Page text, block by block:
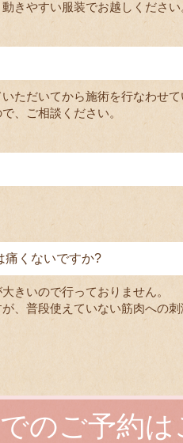
きやすい服装でお越しくださ
ただいてから施術を行なわせて
、ご相談ください。
痛くないですか?
きいので行っておりません。
、普段使えていない筋肉への
のご予約は